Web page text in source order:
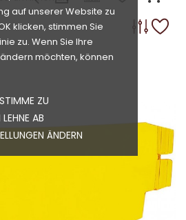
auf unserer Website zu
klicken, stimmen Sie
zu. Wenn Sie Ihre
möchten, können
ZU
AB
ÄNDERN